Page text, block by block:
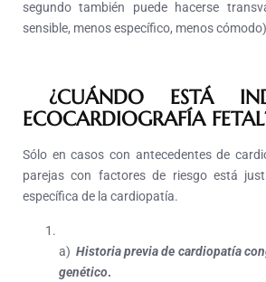
segundo también puede hacerse
sensible, menos específico, menos
¿CUÁNDO ESTÁ
ECOCARDIOGRAFÍA
Sólo en casos con antecedentes de
parejas con factores de riesgo está
específica de la cardiopatía.
a)Historia previa de cardiopatía
genético.